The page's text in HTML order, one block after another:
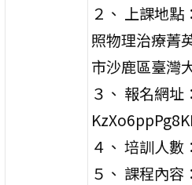
２、 上課地
照物理治療菁
市沙鹿區臺灣
３、 報名網
４、 培訓人數
５、 課程內容